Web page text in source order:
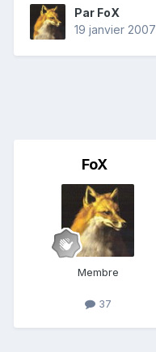
Par FoX
19 janvier 2007
FoX
Membre
37